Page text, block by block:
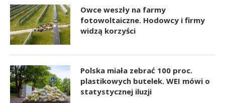
Owce weszły na farmy
fotowoltaiczne. Hodowcy i firmy
widzą korzyści
Polska miała zebrać 100 proc.
plastikowych butelek. WEI mówi o
statystycznej iluzji